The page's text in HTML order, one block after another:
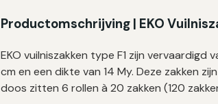
cm
120
zakken
aantal
Productomschrijving | EKO
EKO vuilniszakken type F1 zijn
cm en een dikte van 14 My. Deze zakken
doos zitten 6 rollen à 20 zakken (120